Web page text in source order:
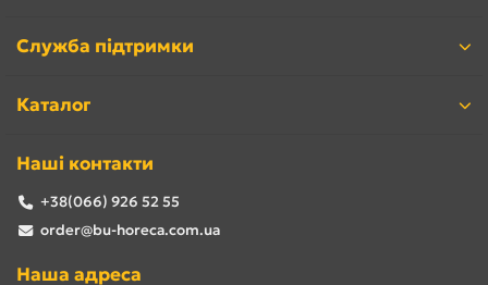
Служба підтримки
Каталог
Наші контакти
+38(066) 926 52 55
order@bu-horeca.com.ua
Наша адреса